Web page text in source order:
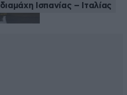
διαμάχη Ισπανίας – Ιταλίας